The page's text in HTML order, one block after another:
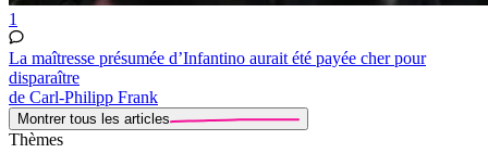
1
La maîtresse présumée d’Infantino aurait été payée cher pour
disparaître
de Carl-Philipp Frank
Montrer tous les articles
Thèmes